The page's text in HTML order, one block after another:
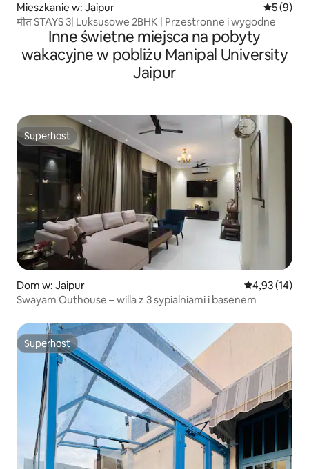
Mieszkanie w: Jaipur Średnia
5 (9)
मीत STAYS 3| Luksusowe 2BHK | Przestronne i wygodne
Inne świetne miejsca na pobyty
wakacyjne w pobliżu Manipal University
Jaipur
Superhost
Superhost
Dom w: Jaipur Średnia
4,93 (14)
Swayam Outhouse – willa z 3 sypialniami i basenem
Superhost
Superhost